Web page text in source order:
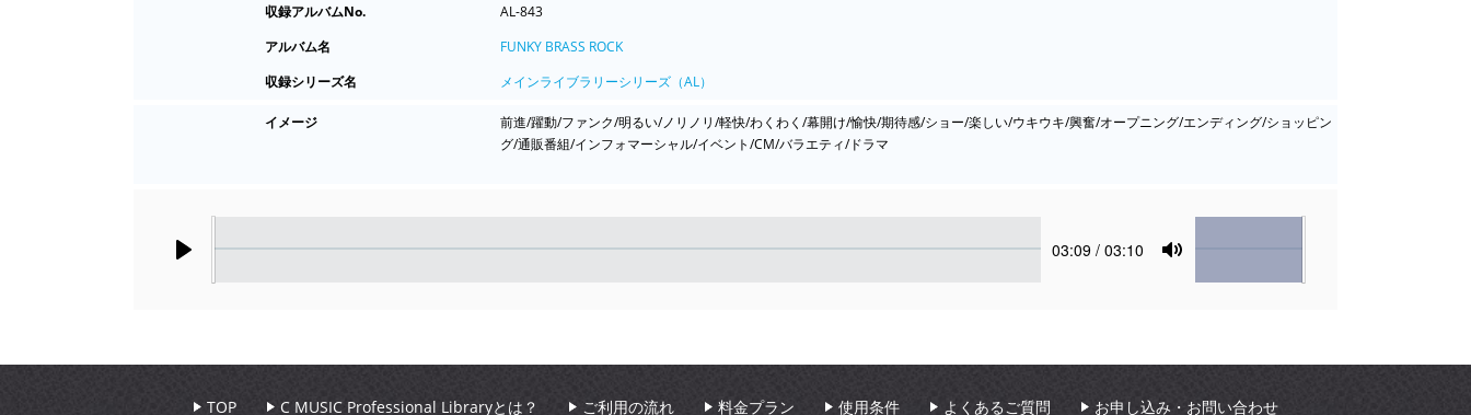
収録アルバムNo.
AL-843
アルバム名
FUNKY BRASS ROCK
収録シリーズ名
メインライブラリーシリーズ（AL）
イメージ
前進/躍動/ファンク/明るい/ノリノリ/軽快/わくわく/幕開け/愉快/期待感/ショー/楽しい/ウキウキ/興奮/オープニング/エンディング/ショッピン
グ/通販番組/インフォマーシャル/イベント/CM/バラエティ/ドラマ
Current
03:09 / 03:10
Mute
Volume
TOP C MUSIC Professional Libraryとは？ ご利用の流れ 料金プラン 使用条件 よくあるご質問 お申し込み・お問い合わせ